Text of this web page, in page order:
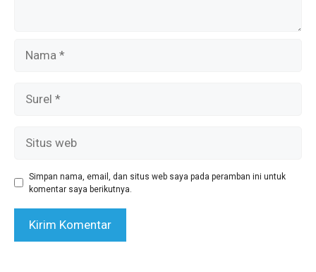
web
Simpan nama, email, dan situs web saya pada peramban ini untuk
komentar saya berikutnya.